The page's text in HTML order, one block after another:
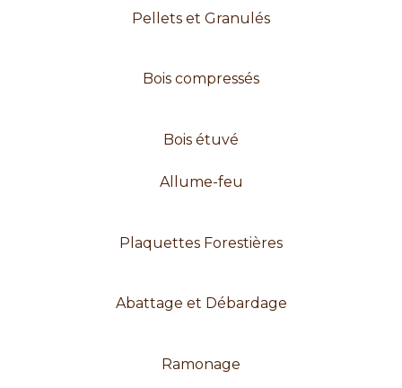
Pellets et Granulés
Bois compressés
Bois étuvé
Allume-feu
Plaquettes Forestières
Abattage et Débardage
Ramonage